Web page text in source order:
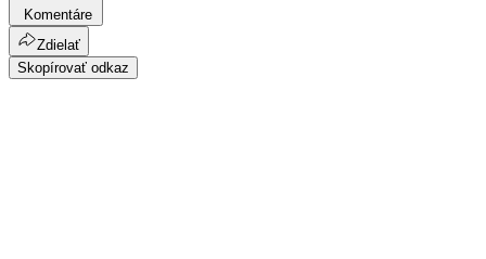
Komentáre
Zdielať
Skopírovať odkaz